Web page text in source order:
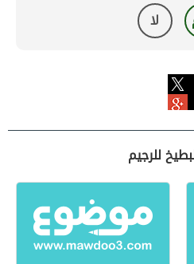
لا
للرجيم